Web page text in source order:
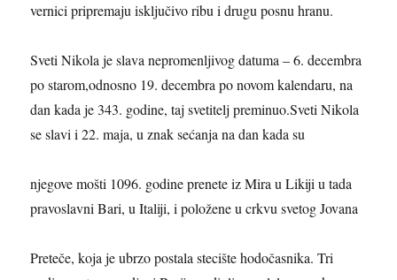
vernici pripremaju isključivo ribu i drugu posnu hranu.
Sveti Nikola je slava nepromenljivog datuma – 6. decembra
po starom,odnosno 19. decembra po novom kalendaru, na
dan kada je 343. godine, taj svetitelj preminuo.Sveti Nikola
se slavi i 22. maja, u znak sećanja na dan kada su
njegove mošti 1096. godine prenete iz Mira u Likiji u tada
pravoslavni Bari, u Italiji, i položene u crkvu svetog Jovana
Preteče, koja je ubrzo postala stecište hodočasnika. Tri